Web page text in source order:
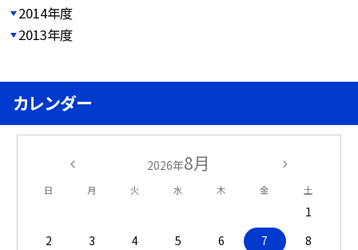
2014年度
2013年度
カレンダー
2026年8月
日 月 火 水 木 金 土
1
2
3 4 5 6 7
8